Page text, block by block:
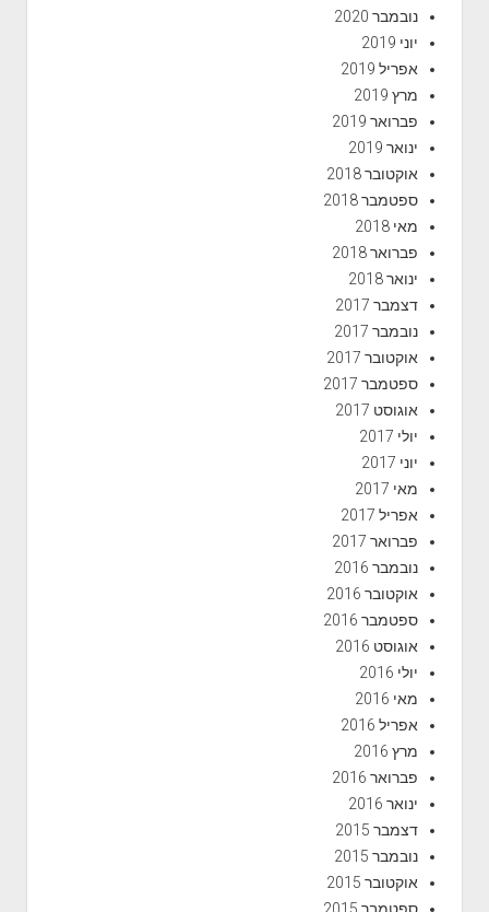
נובמבר 2020
יוני 2019
אפריל 2019
מרץ 2019
פברואר 2019
ינואר 2019
אוקטובר 2018
ספטמבר 2018
מאי 2018
פברואר 2018
ינואר 2018
דצמבר 2017
נובמבר 2017
אוקטובר 2017
ספטמבר 2017
אוגוסט 2017
יולי 2017
יוני 2017
מאי 2017
אפריל 2017
פברואר 2017
נובמבר 2016
אוקטובר 2016
ספטמבר 2016
אוגוסט 2016
יולי 2016
מאי 2016
אפריל 2016
מרץ 2016
פברואר 2016
ינואר 2016
דצמבר 2015
נובמבר 2015
אוקטובר 2015